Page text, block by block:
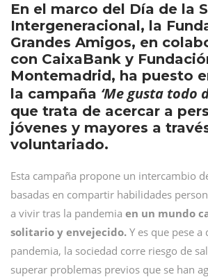
En el marco del Día de la
Intergeneracional, la
Grandes Amigos, en
con CaixaBank y
Montemadrid, ha puesto
la campaña ‘Me gusta todo
que trata de acercar a
jóvenes y mayores a
voluntariado.
Esta campaña propone un intercambio
basadas en compartir habilidades
a vivir tras la pandemia en un mundo
solitario y envejecido. Y es que pese
pandemia, la sociedad corre riesgo de
superar problemas previos que se han